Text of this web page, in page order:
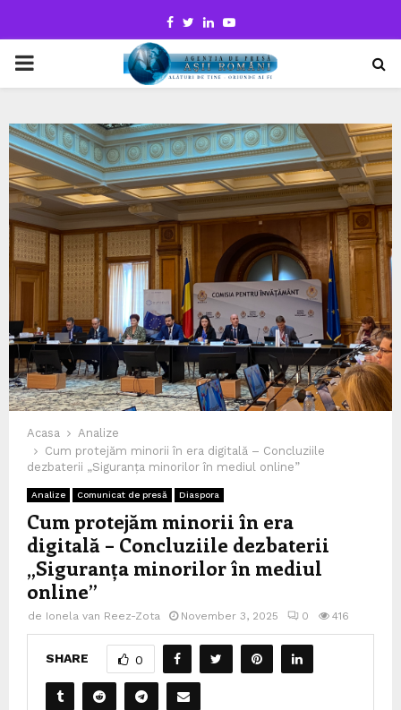
Facebook
TwitterLinkedinYoutube
PRIMARY
Acasa
Analize
Cum protejăm minorii în era digitală – Concluziile
dezbaterii „Siguranța minorilor în mediul online”
Analize Comunicat de presă Diaspora
Cum protejăm minorii în era
digitală – Concluziile dezbaterii
„Siguranța minorilor în mediul
online”
de Ionela van Reez-Zota November 3, 2025 0 416
SHARE 0